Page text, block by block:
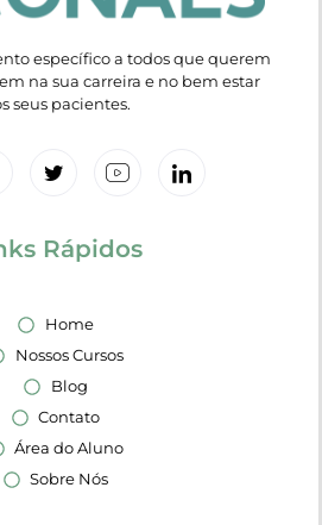
específico a todos que querem
na sua carreira e no bem estar
seus pacientes.
Rápidos
Home
Nossos Cursos
Blog
Contato
Área do Aluno
Sobre Nós